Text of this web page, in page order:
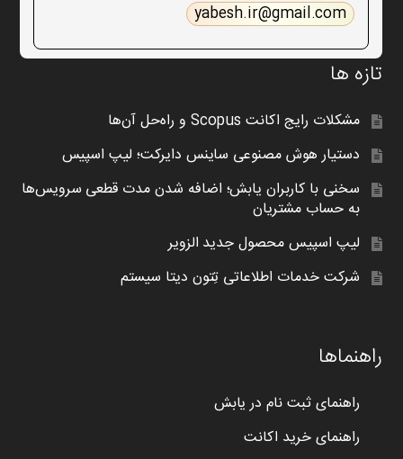
yabesh.ir@gmail.com
تازه ها
مشکلات رایج اکانت Scopus و راه‌حل آن‌ها
دستیار هوش مصنوعی ساینس دایرکت؛ لیپ اسپیس
سخنی با کاربران یابش؛ اضافه شدن مدت قطعی سرویس‌ها
به حساب مشتریان
لیپ اسپیس محصول جدید الزویر
شرکت خدمات اطلاعاتی تِتون دیتا سیستم
راهنماها
راهنمای ثبت نام در یابش
راهنمای خرید اکانت